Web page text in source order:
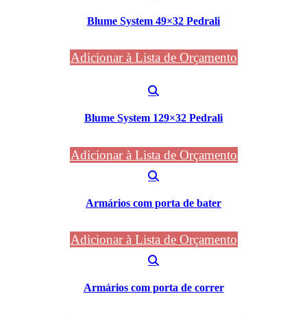
Blume System 49×32 Pedrali
Adicionar à Lista de Orçamento
Blume System 129×32 Pedrali
Adicionar à Lista de Orçamento
Armários com porta de bater
Adicionar à Lista de Orçamento
Armários com porta de correr